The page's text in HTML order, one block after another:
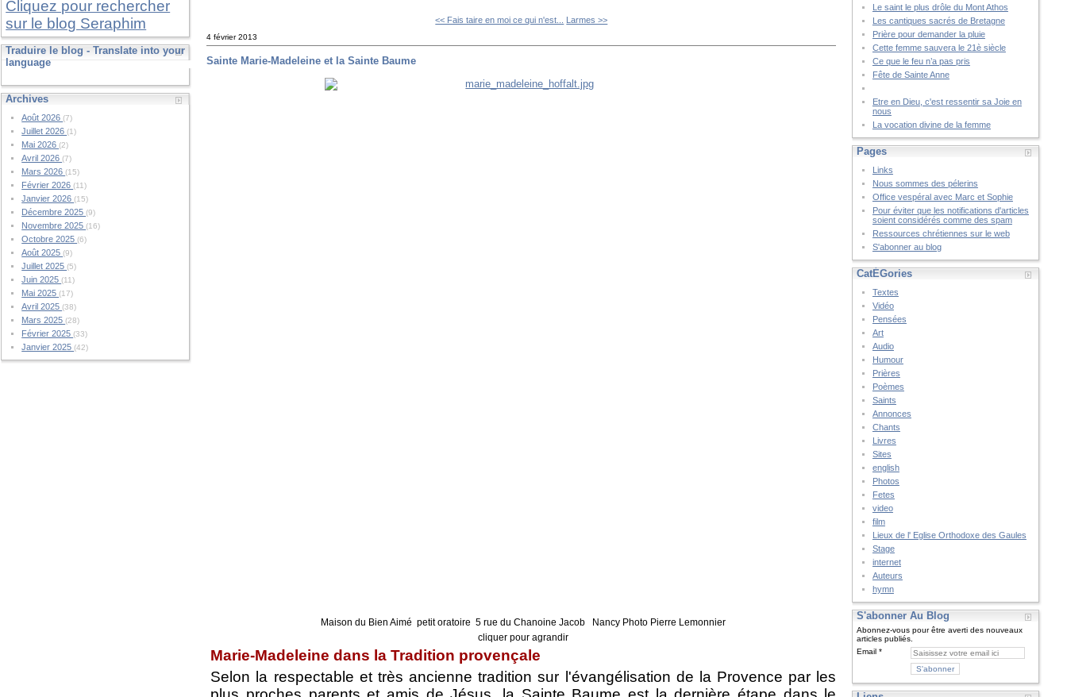
Cliquez pour rechercher
sur le blog Seraphim
Traduire le blog - Translate into your
language
Archives
Août 2026(7)
Juillet 2026(1)
Mai 2026(2)
Avril 2026(7)
Mars 2026(15)
Février 2026(11)
Janvier 2026(15)
Décembre 2025(9)
Novembre 2025(16)
Octobre 2025(6)
Août 2025(9)
Juillet 2025(5)
Juin 2025(11)
Mai 2025(17)
Avril 2025(38)
Mars 2025(28)
Février 2025(33)
Janvier 2025(42)
<< Fais taire en moi ce qui n'est... Larmes >>
4 février 2013
Sainte Marie-Madeleine et la Sainte Baume
Maison du Bien Aimé petit oratoire 5 rue du Chanoine Jacob Nancy Photo Pierre Lemonnier
cliquer pour agrandir
Marie-Madeleine dans la Tradition provençale
Selon la respectable et très ancienne tradition sur l'évangélisation de la Provence par les
Le saint le plus drôle du Mont Athos
Les cantiques sacrés de Bretagne
Prière pour demander la pluie
Cette femme sauvera le 21è siècle
Ce que le feu n’a pas pris
Fête de Sainte Anne
Etre en Dieu, c'est ressentir sa Joie en
nous
La vocation divine de la femme
Pages
Links
Nous sommes des pélerins
Office vespéral avec Marc et Sophie
Pour éviter que les notifications d'articles
soient considérés comme des spam
Ressources chrétiennes sur le web
S'abonner au blog
CatÉGories
Textes
Vidéo
Pensées
Art
Audio
Humour
Prières
Poèmes
Saints
Annonces
Chants
Livres
Sites
english
Photos
Fetes
video
film
Lieux de l' Eglise Orthodoxe des Gaules
Stage
internet
Auteurs
hymn
S'abonner Au Blog
Abonnez-vous pour être averti des nouveaux
articles publiés.
Email